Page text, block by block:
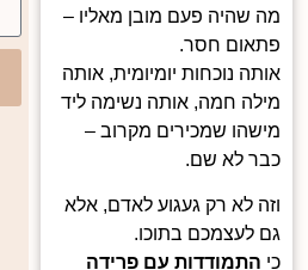
מה שהיה פעם מובן מאליו –
פתאום חסר.
אותה נוכחות יומיומית, אותה
מילה חמה, אותה נשימה ליד
מישהו שמכירים מקרוב –
כבר לא שם.
וזה לא רק געגוע לאדם, אלא
גם לעצמכם בתוכו.
כי התמודדות עם פרידה